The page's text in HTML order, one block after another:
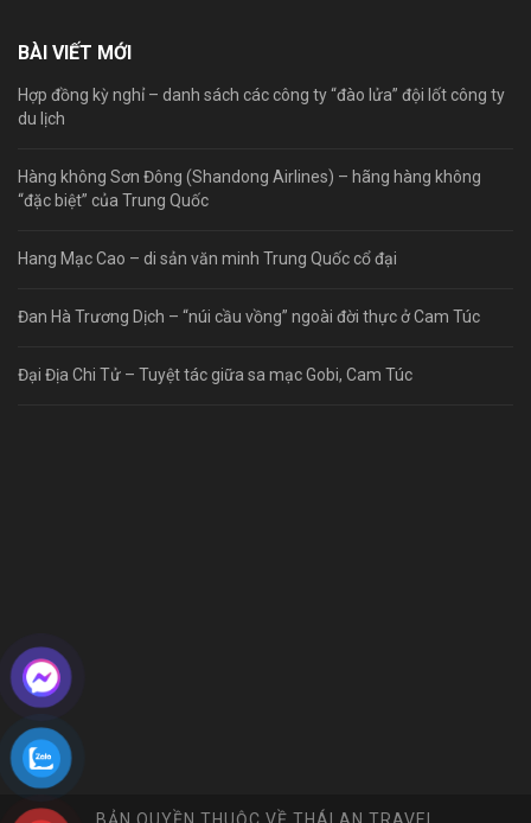
BÀI VIẾT MỚI
Hợp đồng kỳ nghỉ – danh sách các công ty “đào lửa” đội lốt công ty
du lịch
Hàng không Sơn Đông (Shandong Airlines) – hãng hàng không
“đặc biệt” của Trung Quốc
Hang Mạc Cao – di sản văn minh Trung Quốc cổ đại
Đan Hà Trương Dịch – “núi cầu vồng” ngoài đời thực ở Cam Túc
Đại Địa Chi Tử – Tuyệt tác giữa sa mạc Gobi, Cam Túc
BẢN QUYỀN THUỘC VỀ THÁI AN TRAVEL